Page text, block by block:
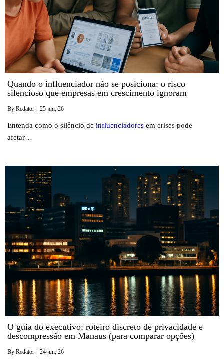
Quando o influenciador não se posiciona: o risco
silencioso que empresas em crescimento ignoram
By Redator 25 jun, 26
Entenda como o silêncio de influenciadores em crises pode
afetar…
O guia do executivo: roteiro discreto de privacidade e
descompressão em Manaus (para comparar opções)
By Redator 24 jun, 26